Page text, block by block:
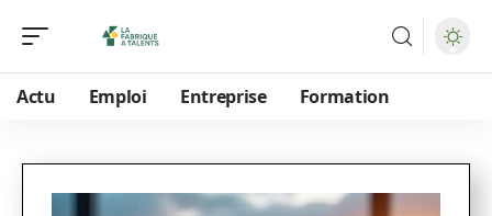
Actu Emploi Entreprise Formation